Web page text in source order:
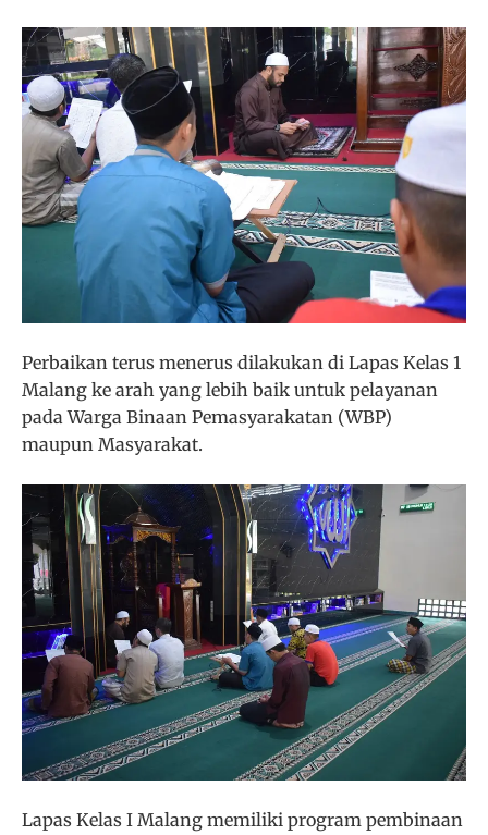
Perbaikan terus menerus dilakukan di Lapas Kelas 1
Malang ke arah yang lebih baik untuk pelayanan
pada Warga Binaan Pemasyarakatan (WBP)
maupun Masyarakat.
Lapas Kelas I Malang memiliki program pembinaan